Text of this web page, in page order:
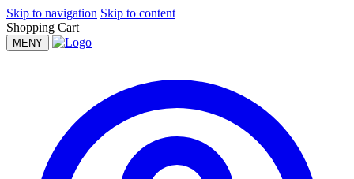
Skip to navigation Skip to content
Shopping Cart
MENY